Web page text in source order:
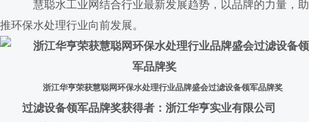
慧聪水工业网结合行业最新发展趋势，以品牌的力量，助
推环保水处理行业向前发展。
浙江华亨荣获慧聪网环保水处理行业品牌盛会过滤设备领军品牌奖
过滤设备领军品牌奖获得者：浙江华亨实业有限公司